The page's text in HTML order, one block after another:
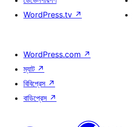
WordPress.tv ↗
WordPress.com ↗
ম্যাট ↗
বিবিপ্রেস ↗
বাডিপ্রেস ↗